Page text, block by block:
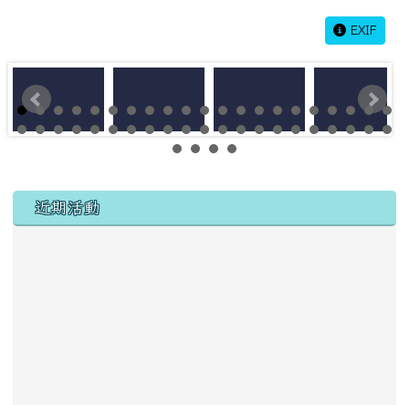
EXIF
左邊區域內容
近期活動